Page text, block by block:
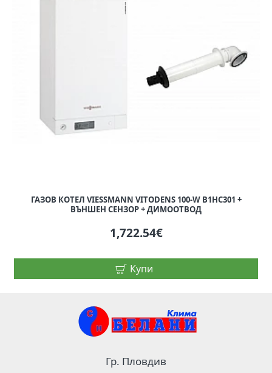
ГАЗОВ КОТЕЛ VIESSMANN VITODENS 100-W B1HC301 +
ВЪНШЕН СЕНЗОР + ДИМООТВОД
1,722.54€
Купи
Гр. Пловдив